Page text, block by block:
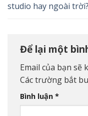
studio hay ngoài trời?
Để lại một
Email của bạn sẽ
Các trường bắt
Bình luận *